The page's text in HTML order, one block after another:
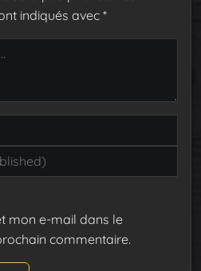
indiqués avec *
mon e-mail dans le
commentaire.